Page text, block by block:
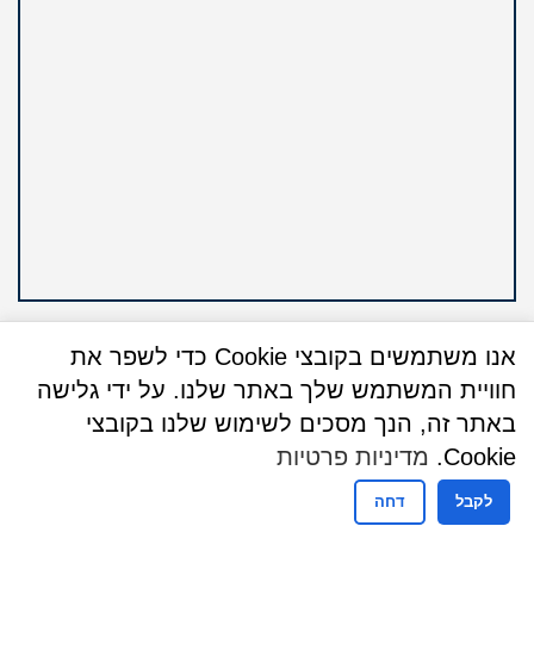
שעות פעילות
אנו משתמשים בקובצי Cookie כדי לשפר את
חוויית המשתמש שלך באתר שלנו. על ידי גלישה
באתר זה, הנך מסכים לשימוש שלנו בקובצי
Cookie.
מדיניות פרטיות
לקבל דחה